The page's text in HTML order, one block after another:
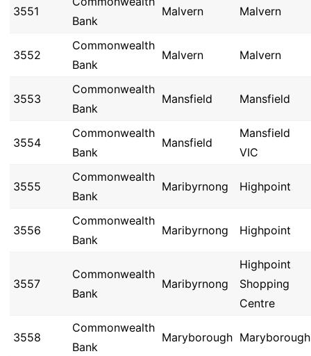
3551
Bank
Malvern Malvern
3552
Commonwealth
Bank
Malvern Malvern
3553
Commonwealth
Bank
Mansfield Mansfield
3554
Commonwealth
Bank
Mansfield
Mansfield
VIC
3555
Commonwealth
Bank
Maribyrnong Highpoint
3556
Commonwealth
Bank
Maribyrnong Highpoint
3557
Commonwealth
Bank
Maribyrnong
Highpoint
Shopping
Centre
3558
Commonwealth
Bank
Maryborough Maryborough